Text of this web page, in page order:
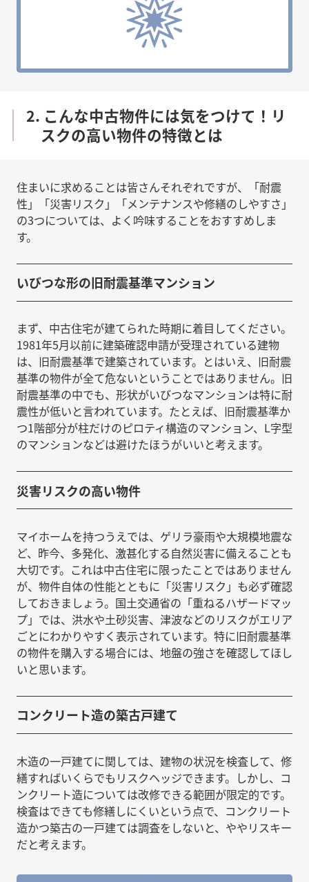
2. こんな中古物件には気をつけて！リ
スクの高い物件の特徴とは
住まいに求めることは皆さんそれぞれですが、「耐震
性」「災害リスク」「メンテナンスや修繕のしやすさ」
の3つについては、よく吟味することをおすすめしま
す。
いびつな形の旧耐震基準マンション
まず、中古住宅が建てられた時期に着目してください。
1981年5月以前に建築確認申請が受理されている建物
は、旧耐震基準で建築されています。とはいえ、旧耐震
基準の物件が全て危ないということではありません。旧
耐震基準の中でも、形状がいびつなマンションは特に耐
震性が低いと言われています。たとえば、旧耐震基準か
つ1階部分が柱だけのピロティ構造のマンション、L字型
のマンションなどは避けたほうがいいと考えます。
災害リスクの高い物件
マイホームを持つうえでは、ゲリラ豪雨や大規模地震な
ど、昨今、多発化、激甚化する自然災害に備えることも
大切です。これは中古住宅に限ったことではありません
が、物件自体の性能とともに「災害リスク」も必ず確認
しておきましょう。国土交通省の「重ねるハザードマッ
プ」では、洪水や土砂災害、津波などのリスクがエリア
ごとにわかりやすく表示されています。特に旧耐震基準
の物件を購入する場合には、地盤の強さを確認してほし
いと思います。
コンクリート造の築古戸建て
木造の一戸建てに関しては、建物の状況を検査して、修
繕すればいくらでもリスクヘッジできます。しかし、コ
ンクリート造については改修できる範囲が限定的です。
検査はできても修繕しにくいという点で、コンクリート
造かつ築古の一戸建ては調査をしないと、ややリスキー
だと考えます。